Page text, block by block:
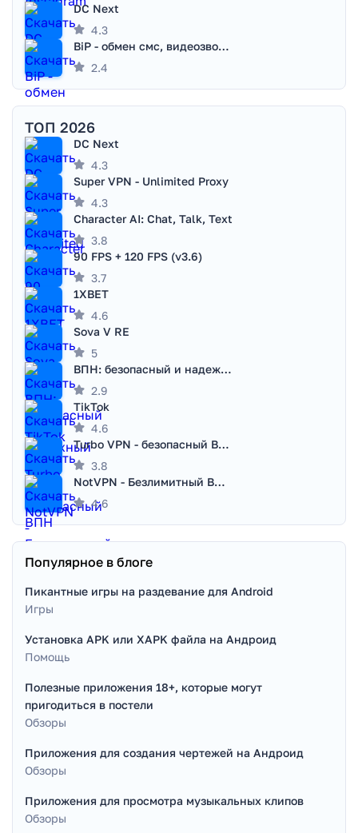
DC Next
4.3
BiP - обмен смс, видеозвонками
2.4
ТОП 2026
DC Next
4.3
Super VPN - Unlimited Proxy
4.3
Character AI: Chat, Talk, Text
3.8
90 FPS + 120 FPS (v3.6)
3.7
1XBET
4.6
Sova V RE
5
ВПН: безопасный и надежный VPN
2.9
TikTok
4.6
Turbo VPN - безопасный ВПН
3.8
NotVPN - Безлимитный ВПН | VPN
4.6
Популярное в блоге
Пикантные игры на раздевание для Android
Игры
Установка APK или XAPK файла на Андроид
Помощь
Полезные приложения 18+, которые могут
пригодиться в постели
Обзоры
Приложения для создания чертежей на Андроид
Обзоры
Приложения для просмотра музыкальных клипов
Обзоры